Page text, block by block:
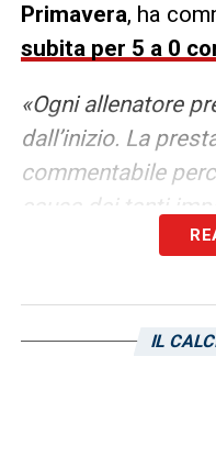
Primavera, ha
subita per 5 a 0
«Ogni allenatore
dall’inizio. La
commentabile
causa dei tanti
dovevano vincere
una montagna
IL